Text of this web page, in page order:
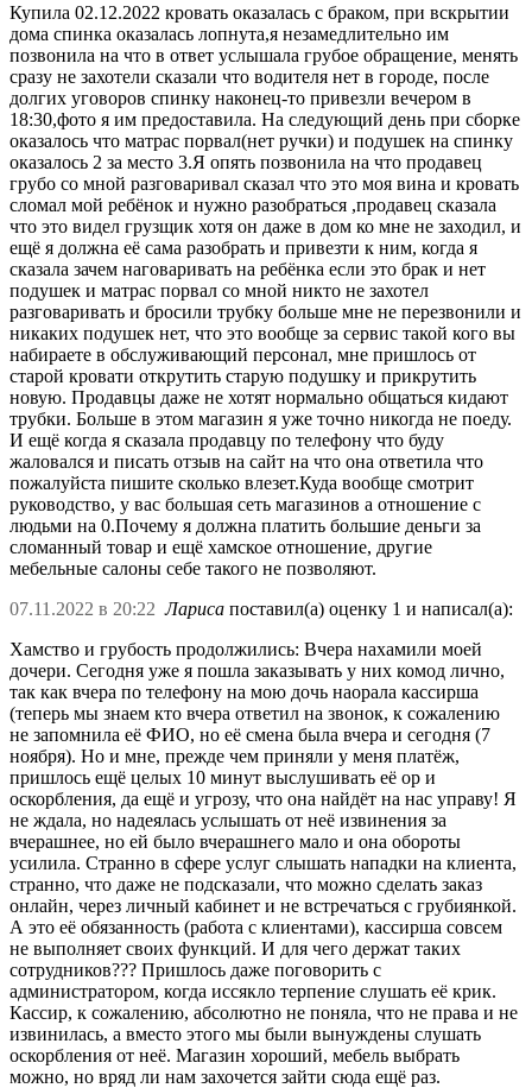
Купила 02.12.2022 кровать оказалась с браком, при вскрытии
дома спинка оказалась лопнута,я незамедлительно им
позвонила на что в ответ услышала грубое обращение, менять
сразу не захотели сказали что водителя нет в городе, после
долгих уговоров спинку наконец-то привезли вечером в
18:30,фото я им предоставила. На следующий день при сборке
оказалось что матрас порвал(нет ручки) и подушек на спинку
оказалось 2 за место 3.Я опять позвонила на что продавец
грубо со мной разговаривал сказал что это моя вина и кровать
сломал мой ребёнок и нужно разобраться ,продавец сказала
что это видел грузщик хотя он даже в дом ко мне не заходил, и
ещё я должна её сама разобрать и привезти к ним, когда я
сказала зачем наговаривать на ребёнка если это брак и нет
подушек и матрас порвал со мной никто не захотел
разговаривать и бросили трубку больше мне не перезвонили и
никаких подушек нет, что это вообще за сервис такой кого вы
набираете в обслуживающий персонал, мне пришлось от
старой кровати открутить старую подушку и прикрутить
новую. Продавцы даже не хотят нормально общаться кидают
трубки. Больше в этом магазин я уже точно никогда не поеду.
И ещё когда я сказала продавцу по телефону что буду
жаловался и писать отзыв на сайт на что она ответила что
пожалуйста пишите сколько влезет.Куда вообще смотрит
руководство, у вас большая сеть магазинов а отношение с
людьми на 0.Почему я должна платить большие деньги за
сломанный товар и ещё хамское отношение, другие
мебельные салоны себе такого не позволяют.
07.11.2022 в 20:22 Лариса поставил(а) оценку 1 и написал(а):
Хамство и грубость продолжились: Вчера нахамили моей
дочери. Сегодня уже я пошла заказывать у них комод лично,
так как вчера по телефону на мою дочь наорала кассирша
(теперь мы знаем кто вчера ответил на звонок, к сожалению
не запомнила её ФИО, но её смена была вчера и сегодня (7
ноября). Но и мне, прежде чем приняли у меня платёж,
пришлось ещё целых 10 минут выслушивать её ор и
оскорбления, да ещё и угрозу, что она найдёт на нас управу! Я
не ждала, но надеялась услышать от неё извинения за
вчерашнее, но ей было вчерашнего мало и она обороты
усилила. Странно в сфере услуг слышать нападки на клиента,
странно, что даже не подсказали, что можно сделать заказ
онлайн, через личный кабинет и не встречаться с грубиянкой.
А это её обязанность (работа с клиентами), кассирша совсем
не выполняет своих функций. И для чего держат таких
сотрудников??? Пришлось даже поговорить с
администратором, когда иссякло терпение слушать её крик.
Кассир, к сожалению, абсолютно не поняла, что не права и не
извинилась, а вместо этого мы были вынуждены слушать
оскорбления от неё. Магазин хороший, мебель выбрать
можно, но вряд ли нам захочется зайти сюда ещё раз.